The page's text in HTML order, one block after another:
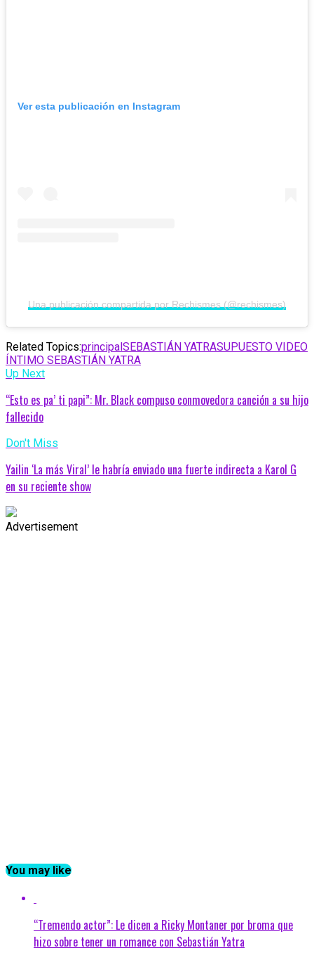
Ver esta publicación en Instagram
Una publicación compartida por Rechismes (@rechismes)
Related Topics:principal SEBASTIÁN YATRASUPUESTO VIDEO
ÍNTIMO SEBASTIÁN YATRA
Up Next
“Esto es pa’ ti papi”: Mr. Black compuso conmovedora canción a su hijo
fallecido
Don't Miss
Yailin ‘La más Viral’ le habría enviado una fuerte indirecta a Karol G
en su reciente show
Advertisement
You may like
“Tremendo actor”: Le dicen a Ricky Montaner por broma que
hizo sobre tener un romance con Sebastián Yatra